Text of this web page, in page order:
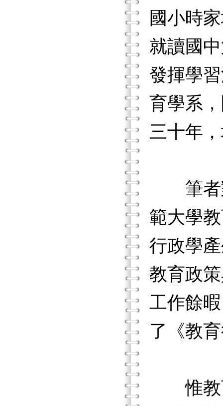
國小時
就讀國
發揮學
育學系
三十年
筆者對
範大學
行政學
教育政
工作餘
了《教
惟教育